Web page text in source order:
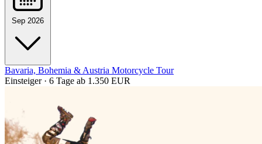
Sep 2026
Bavaria, Bohemia & Austria Motorcycle Tour
Einsteiger · 6 Tage ab 1.350 EUR